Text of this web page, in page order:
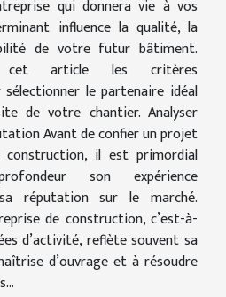
qui donnera vie à vos
influence la qualité, la
de votre futur bâtiment.
cet article les critères
le partenaire idéal
de votre chantier. Analyser
Avant de confier un projet
il est primordial
son expérience
réputation sur le marché.
de construction, c’est-à-
d’activité, reflète souvent sa
d’ouvrage et à résoudre